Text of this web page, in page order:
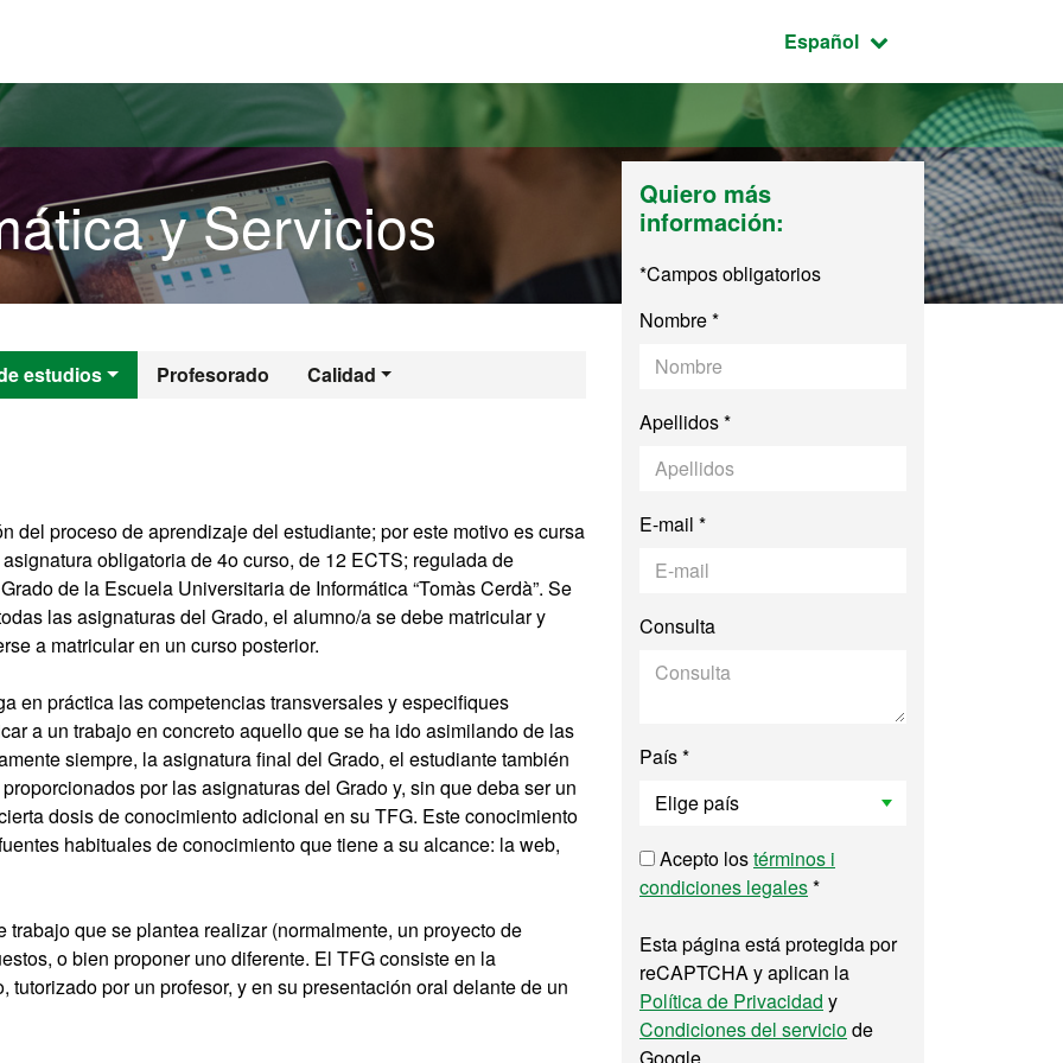
Idioma seleccionado:
Español
y Servicios
estudios Profesorado Calidad
y Servicios
del proceso de aprendizaje del estudiante; por este motivo es cursa
obligatoria de 4o curso, de 12 ECTS; regulada de
de la Escuela Universitaria de Informática “Tomàs Cerdà”. Se
las asignaturas del Grado, el alumno/a se debe matricular y
a matricular en un curso posterior.
en práctica las competencias transversales y especifiques
a un trabajo en concreto aquello que se ha ido asimilando de las
siempre, la asignatura final del Grado, el estudiante también
por las asignaturas del Grado y, sin que deba ser un
dosis de conocimiento adicional en su TFG. Este conocimiento
habituales de conocimiento que tiene a su alcance: la web,
que se plantea realizar (normalmente, un proyecto de
o bien proponer uno diferente. El TFG consiste en la
por un profesor, y en su presentación oral delante de un
Quiero más
información:
*Campos obligatorios
Nombre *
Apellidos *
E-mail *
Consulta
País *
Acepto lostérminos i
condiciones legales*
Esta página está protegida por
reCAPTCHA y aplican la
Política de Privacidad y
Condiciones del serviciode